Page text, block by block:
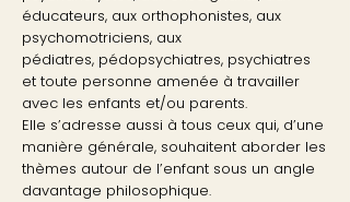
éducateurs, aux orthophonistes, aux
psychomotriciens, aux
pédiatres, pédopsychiatres, psychiatres
et toute personne amenée à travailler
avec les enfants et/ou parents.
Elle s’adresse aussi à tous ceux qui, d’une
manière générale, souhaitent aborder les
thèmes autour de l’enfant sous un angle
davantage philosophique.